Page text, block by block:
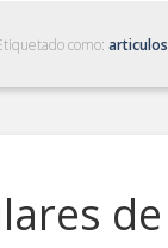
como: articulos
de